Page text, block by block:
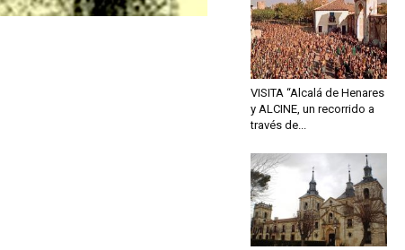
VISITA “Alcalá de Henares
y ALCINE, un recorrido a
través de...